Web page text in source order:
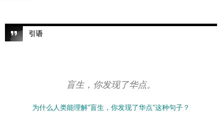
引语
盲生，你发现了华点。
为什么人类能理解”盲生，你发现了华点”这种句子？